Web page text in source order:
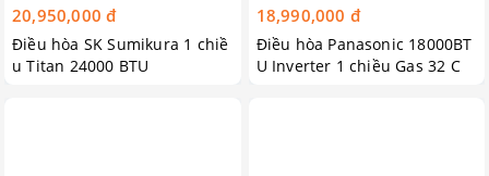
20,950,000 đ
Điều hòa SK Sumikura 1 chiề
u Titan 24000 BTU
18,990,000 đ
Điều hòa Panasonic 18000BT
U Inverter 1 chiều Gas 32 C